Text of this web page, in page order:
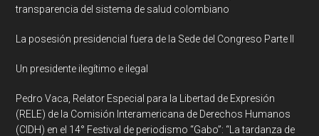
transparencia del sistema de salud colombiano
La posesión presidencial fuera de la Sede del Congreso Parte II
Un presidente ilegítimo e ilegal
Pedro Vaca, Relator Especial para la Libertad de Expresión
(RELE) de la Comisión Interamericana de Derechos Humanos
(CIDH) en el 14° Festival de periodismo “Gabo”: “La tardanza de